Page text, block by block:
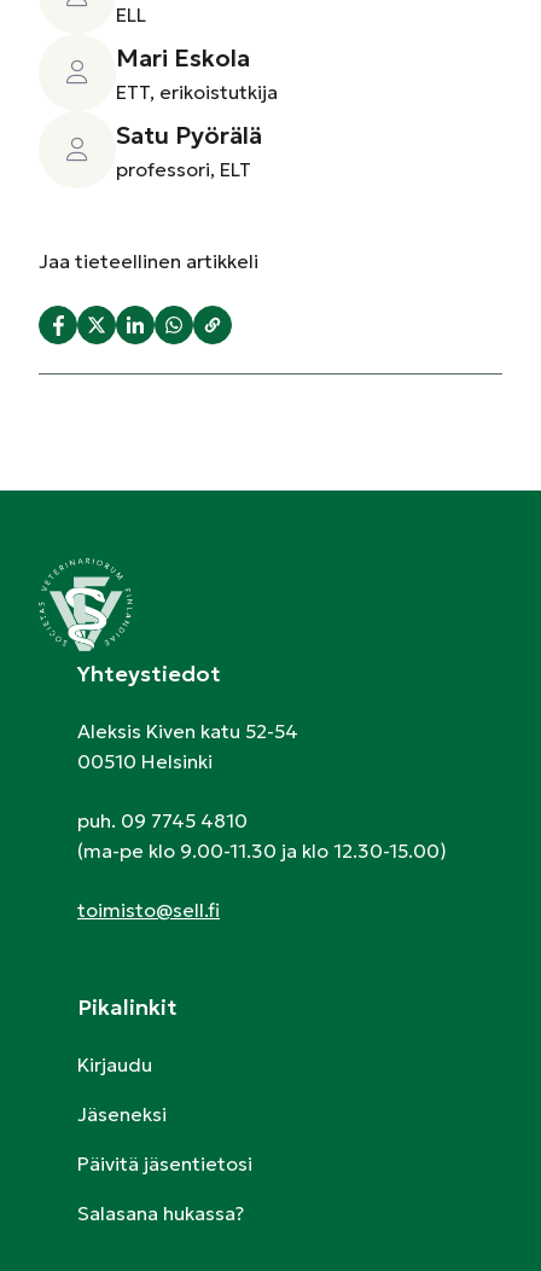
ELL
Mari Eskola
ETT, erikoistutkija
Satu Pyörälä
professori, ELT
Jaa tieteellinen artikkeli
Yhteystiedot
Aleksis Kiven katu 52-54
00510 Helsinki
puh. 09 7745 4810
(ma-pe klo 9.00-11.30 ja klo 12.30-15.00)
toimisto@sell.fi
Pikalinkit
Kirjaudu
Jäseneksi
Päivitä jäsentietosi
Salasana hukassa?